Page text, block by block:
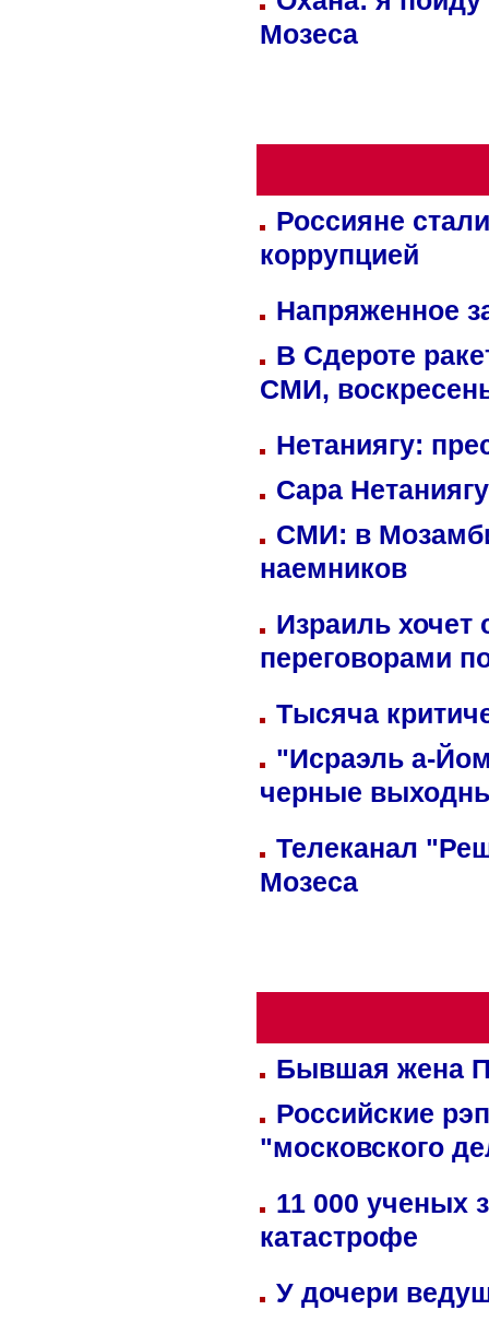
Мозеса
Россияне
коррупцией
Напряженное
В Сдероте
СМИ,
Нетаниягу:
Сара
СМИ: в
наемников
Израиль хочет
переговорами
Тысяча
"Исраэль а-
черные
Телеканал
Мозеса
Бывшая жена
Российские
"московского
11 000 ученых
катастрофе
У дочери